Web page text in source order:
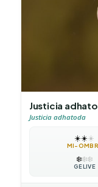
Justicia
Justicia adhatoda
☀️☀️☀️
MI-
❄️❄️❄️
GÉLIVE